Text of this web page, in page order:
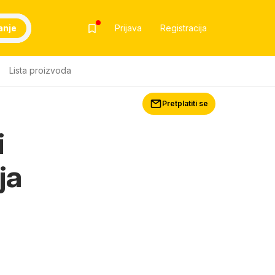
Prijava Registracija
Lista proizvoda
Pretplatiti se